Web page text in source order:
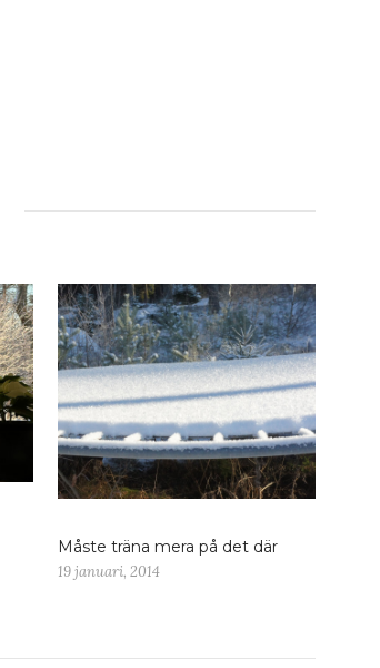
Måste träna mera på det där
19 januari, 2014